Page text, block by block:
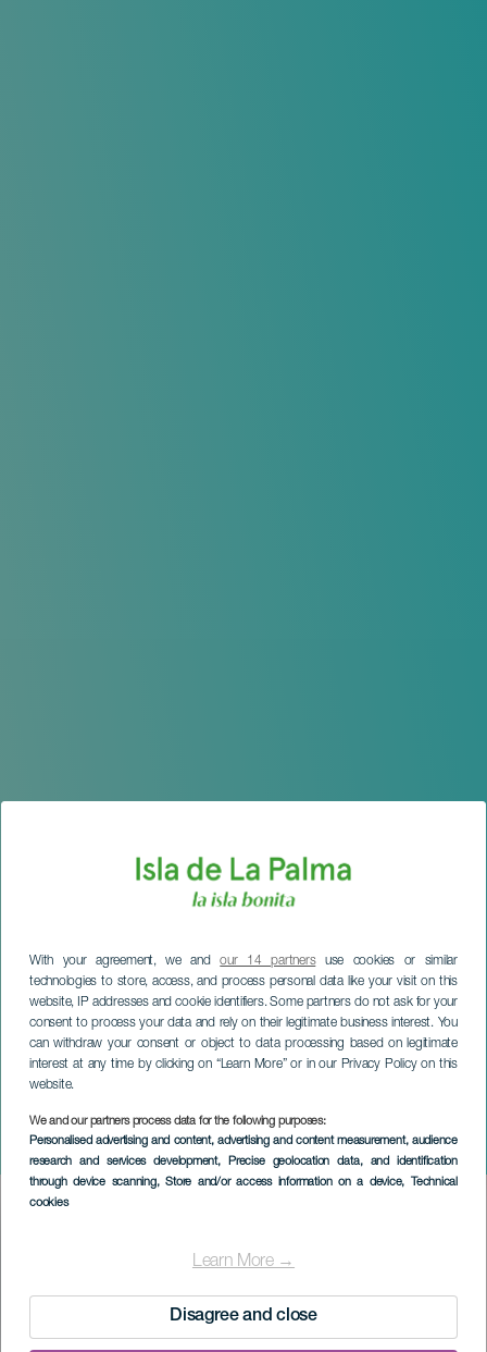
With your agreement, we andour 14 partnersuse cookies or similar
technologies to store, access, and process personal data like your visit on this
website, IP addresses and cookie identifiers. Some partners do not ask for your
consent to process your data and rely on their legitimate business interest. You
can withdraw your consent or object to data processing based on legitimate
interest at any time by clicking on “Learn More” or in our Privacy Policy on this
website.
We and our partners process data for the following purposes:
Personalised advertising and content, advertising and content measurement, audience
research and services development, Precise geolocation data, and identification
through device scanning, Store and/or access information on a device, Technical
cookies
Learn More →
Disagree and close
V Festival Encounter of
Culture and Human Rights
LA PALMA
Imagen